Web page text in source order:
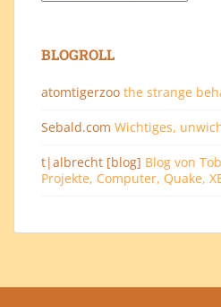
BLOGROLL
atomtigerzoo the strange
Sebald.com Wichtiges,
t|albrecht [blog] Blog von
Projekte, Computer, Quake,